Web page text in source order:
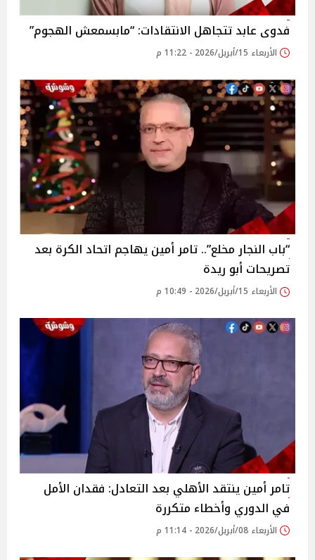
فدوى عابد تتجاهل الانتقادات: “مابسمعش الهجوم”
الأربعاء 15/أبريل/2026 - 11:22 م
“باب النجار مخلع”.. تامر أمين يهاجم اتحاد الكرة بعد
تصريحات أبو ريدة
الأربعاء 15/أبريل/2026 - 10:49 م
تامر أمين ينتقد الأهلي بعد التعادل: فقدان الأمل
في الدوري وأخطاء متكررة
الأربعاء 08/أبريل/2026 - 11:14 م